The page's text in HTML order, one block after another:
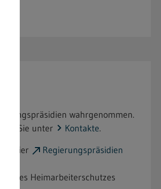
wahrgenommen.
Sie unter
Kontakte.
vier
Regierungspräsidien
des Heimarbeiterschutzes